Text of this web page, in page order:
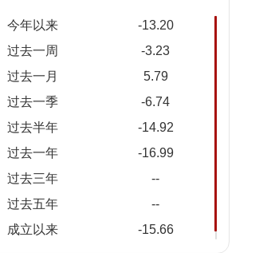
今年以来
-13.20
过去一周
-3.23
过去一月
5.79
过去一季
-6.74
过去半年
-14.92
过去一年
-16.99
过去三年
--
过去五年
--
成立以来
-15.66
0.5607
0.5684
0.5769
0.5784